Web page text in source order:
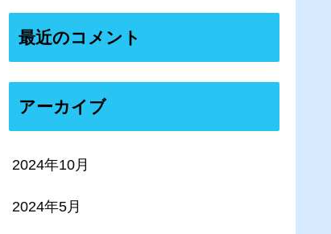
最近のコメント
アーカイブ
2024年10月
2024年5月